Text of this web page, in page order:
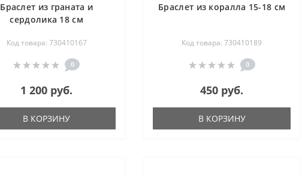
Браслет из граната и
сердолика 18 см
Код товара: 730410167
0
1 200 руб.
В КОРЗИНУ
Браслет из коралла 15-18 см
Код товара: 730410189
0
450 руб.
В КОРЗИНУ